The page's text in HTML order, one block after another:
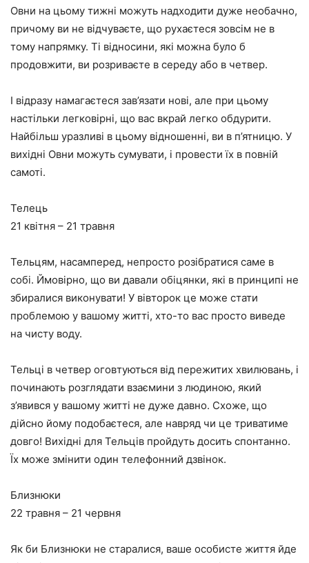
Овни на цьому тижні можуть надходити дуже необачно,
причому ви не відчуваєте, що рухаєтеся зовсім не в
тому напрямку. Ті відносини, які можна було б
продовжити, ви розриваєте в середу або в четвер.
І відразу намагаєтеся зав’язати нові, але при цьому
настільки легковірні, що вас вкрай легко обдурити.
Найбільш уразливі в цьому відношенні, ви в п’ятницю. У
вихідні Овни можуть сумувати, і провести їх в повній
самоті.
Телець
21 квітня – 21 травня
Тельцям, насамперед, непросто розібратися саме в
собі. Ймовірно, що ви давали обіцянки, які в принципі не
збиралися виконувати! У вівторок це може стати
проблемою у вашому житті, хто-то вас просто виведе
на чисту воду.
Тельці в четвер оговтуються від пережитих хвилювань, і
починають розглядати взаємини з людиною, який
з’явився у вашому житті не дуже давно. Схоже, що
дійсно йому подобаєтеся, але навряд чи це триватиме
довго! Вихідні для Тельців пройдуть досить спонтанно.
Їх може змінити один телефонний дзвінок.
Близнюки
22 травня – 21 червня
Як би Близнюки не старалися, ваше особисте життя йде